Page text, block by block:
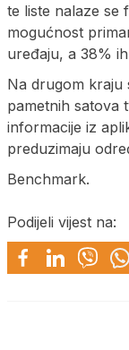
te liste nalaze se
mogućnost
uređaju, a 38%
Na drugom kraju
pametnih satova
informacije iz
preduzimaju
Benchmark.
Podijeli vijest na: